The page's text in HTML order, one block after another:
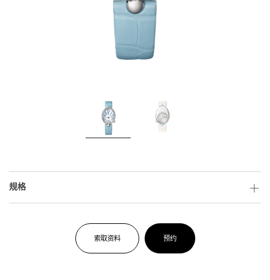
规格
索取资料 预约